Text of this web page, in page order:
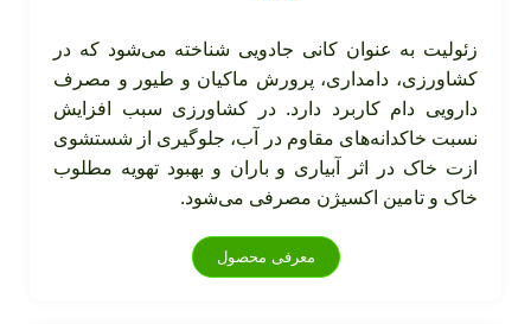
زئولیت به عنوان کانی جادویی شناخته می‌شود که در
کشاورزی، دامداری، پرورش ماکیان و طیور و مصرف
دارویی دام کاربرد دارد. در کشاورزی سبب افزایش
نسبت خاکدانه‌های مقاوم در آب، جلوگیری از شستشوی
ازت خاک در اثر آبیاری و باران و بهبود تهویه مطلوب
خاک و تامین اکسیژن مصرفی می‌شود.
معرفی محصول